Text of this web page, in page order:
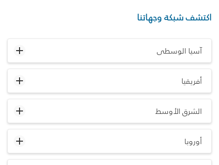
اكتشف شبكة وجهاتنا
آسيا الوسطى
أفريقيا
الشرق الأوسط
أوروبا